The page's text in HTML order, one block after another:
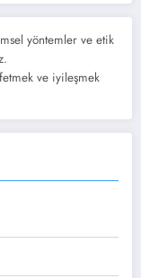
yöntemler ve etik
ve iyileşmek